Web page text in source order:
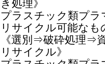
き処理》
プラスチック類プ
リサイクル可能なも
《選別⇒破砕処理⇒
リサイクル》